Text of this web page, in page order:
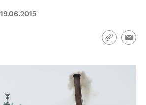
19.06.2015
Link